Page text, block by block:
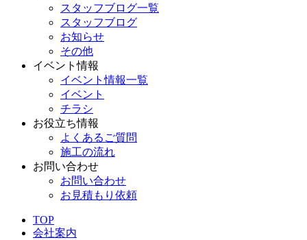
スタッフブログ一覧
スタッフブログ
お知らせ
その他
イベント情報
イベント情報一覧
イベント
チラシ
お役立ち情報
よくあるご質問
施工の流れ
お問い合わせ
お問い合わせ
お見積もり依頼
TOP
会社案内